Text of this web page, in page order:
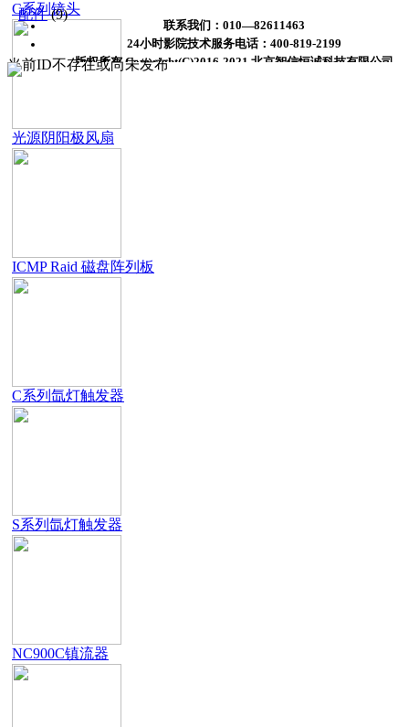
C系列镜头
光源阴阳极风扇
ICMP Raid 磁盘阵列板
C系列氙灯触发器
S系列氙灯触发器
NC900C镇流器
配件(9)
当前ID不存在或尚未发布
联系我们：010—82611463
24小时影院技术服务电话：400-819-2199
版权所有 Copyright(C)2016-2021 北京智信恒诚科技有限公司